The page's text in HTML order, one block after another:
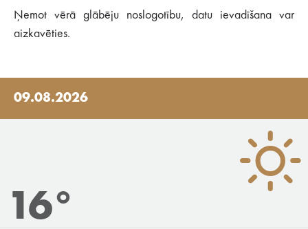
Ņemot vērā glābēju noslogotību, datu ievadīšana var
aizkavēties.
09.08.2026
16°